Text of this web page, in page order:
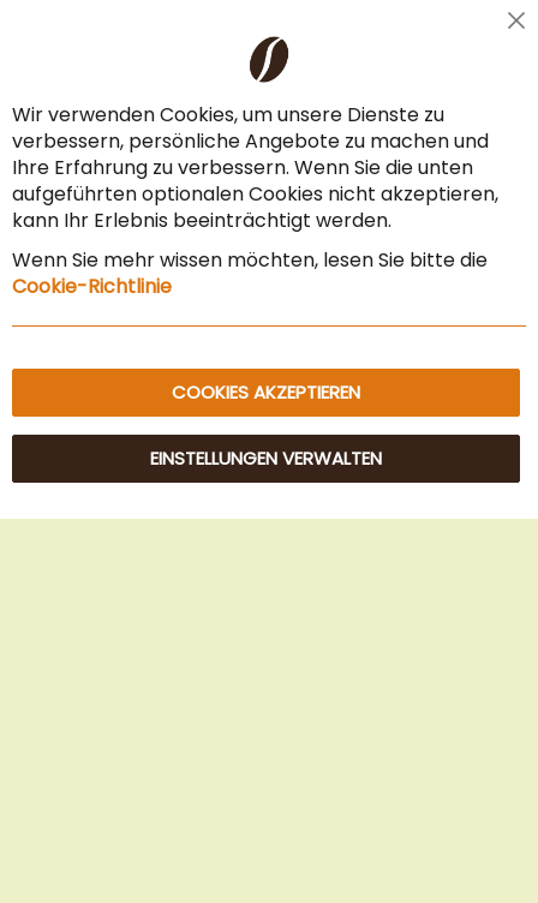
Liefer- & Versandkosten
AGB & Widerrufsrecht
Vertrag widerrufen
Impressum
Datenschutz & Sicherheit
© 2025 Beans Kaffeehandel OG. Alle Rechte vorbehalten.
Wir verwenden Cookies, um unsere Dienste zu
verbessern, persönliche Angebote zu machen und
Ihre Erfahrung zu verbessern. Wenn Sie die unten
aufgeführten optionalen Cookies nicht akzeptieren,
kann Ihr Erlebnis beeinträchtigt werden.
Wenn Sie mehr wissen möchten, lesen Sie bitte die
Cookie-Richtlinie
COOKIES AKZEPTIEREN
EINSTELLUNGEN VERWALTEN